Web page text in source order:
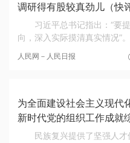
调研得有股较真劲儿（快
习近平总书记指出：“要
向，深入实际摸清真实情况”
要在真实场景中发现真问题、
人民网－人民日报
为全面建设社会主义现
新时代党的组织工作成就
民族复兴提供了坚强人